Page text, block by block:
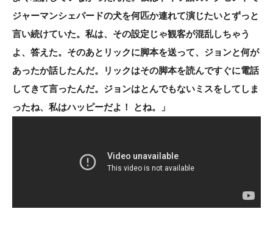
ジャーマンシェパードの犬を何匹か連れて演じたいとずっと
言い続けていた。私は、その設定じゃ観客が混乱しちゃう
よ、答えた。そのあとリックに脚本を送って、ジョンと何が
あったか話したんだ。リックはその脚本を読んですぐに電話
してきて言ったんだ。ジョンはとんでもないミスをしてしま
ったね、私はハッピーだよ！ とね。」